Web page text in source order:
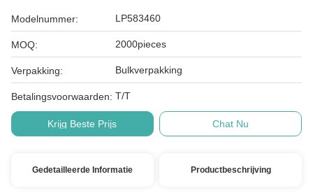
Modelnummer: LP583460
MOQ: 2000pieces
Verpakking: Bulkverpakking
Betalingsvoorwaarden: T/T
Krijg Beste Prijs Chat Nu
Gedetailleerde Informatie Productbeschrijving